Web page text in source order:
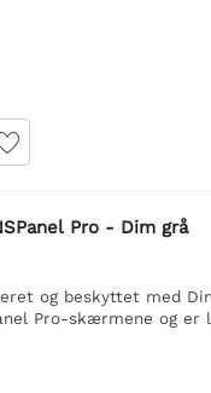
Pro - Dim grå
og beskyttet med
Pro-skærmene og